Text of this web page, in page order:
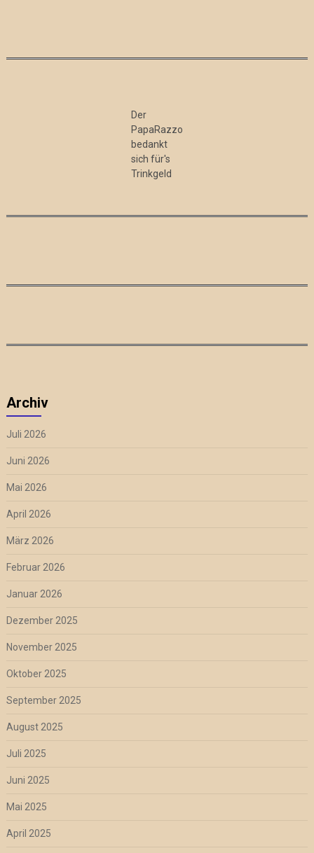
Der
PapaRazzo
bedankt
sich für's
Trinkgeld
Archiv
Juli 2026
Juni 2026
Mai 2026
April 2026
März 2026
Februar 2026
Januar 2026
Dezember 2025
November 2025
Oktober 2025
September 2025
August 2025
Juli 2025
Juni 2025
Mai 2025
April 2025